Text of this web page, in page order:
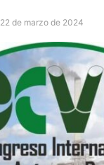
22 de marzo de 2024